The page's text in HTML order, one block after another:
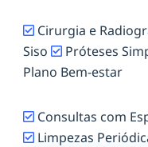
Cirurgia e
Siso
Próteses
Plano Bem-estar
Consultas com
Limpezas